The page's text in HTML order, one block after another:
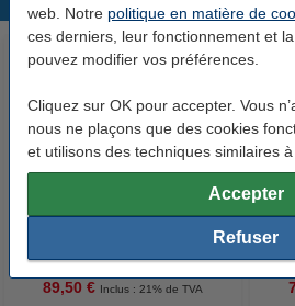
web. Notre politique en matière de
ces derniers, leur fonctionnement et
pouvez modifier vos préférences.
Cliquez sur OK pour accepter. Vous
nous ne plaçons que des cookies
et utilisons des techniques similaires à
Accepter
Refuser
89,50 € Inclus : 21% de TVA